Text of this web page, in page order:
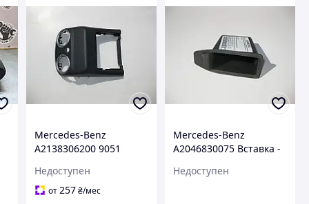
Mercedes-Benz
A2138306200 9051
подлокотника задняя
чёрная E-Class W213
Недоступен
от257 ₴/мес
Mercedes-Benz
A2046830075 Вставка -
отделения
Недоступен